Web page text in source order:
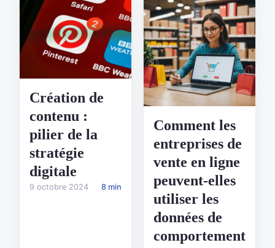
Création de
contenu :
pilier de la
stratégie
digitale
9 octobre 2024 8 min
Comment les
entreprises de
vente en ligne
peuvent-elles
utiliser les
données de
comportement